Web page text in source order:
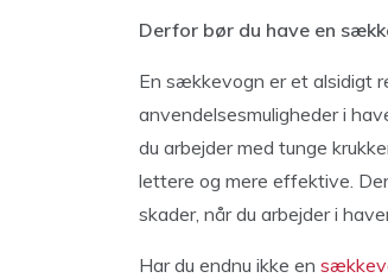
Derfor bør du have en
En sækkevogn er et alsidigt
anvendelsesmuligheder i
du arbejder med tunge
lettere og mere effektive.
skader, når du arbejder i
Har du endnu ikke en